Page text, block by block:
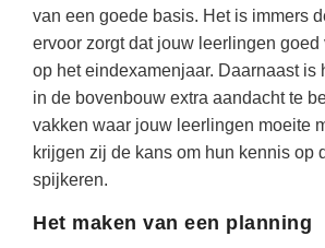
Scheikunde
Sociale vaardigheden
Spaans
Studievaardigheden
Techniek
Topografie
Nederlands
Rekenen
Sociale vaardigheden
Studievaardigheden
Taalvaardigheden
LESMATERIAAL
van een goede basis. Het is immers
ervoor zorgt dat jouw leerlingen goed
op het eindexamenjaar. Daarnaast is
in de bovenbouw extra aandacht te
vakken waar jouw leerlingen moeite
krijgen zij de kans om hun kennis op
spijkeren.
Het maken van een planning